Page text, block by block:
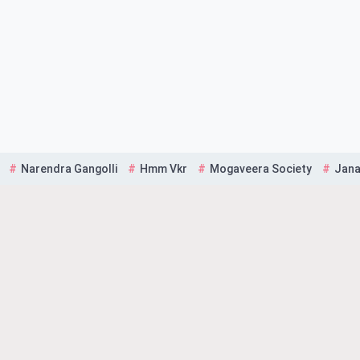
Narendra Gangolli Hmm Vkr Mogaveera Society